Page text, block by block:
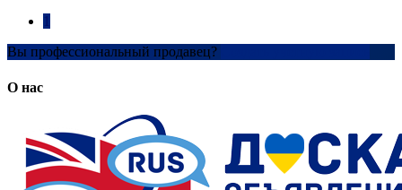
Вы профессиональный продавец?
О нас